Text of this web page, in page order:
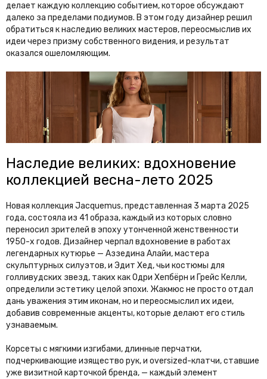
делает каждую коллекцию событием, которое обсуждают
далеко за пределами подиумов. В этом году дизайнер решил
обратиться к наследию великих мастеров, переосмыслив их
идеи через призму собственного видения, и результат
оказался ошеломляющим.
Наследие великих: вдохновение
коллекцией весна-лето 2025
Новая коллекция Jacquemus, представленная 3 марта 2025
года, состояла из 41 образа, каждый из которых словно
переносил зрителей в эпоху утонченной женственности
1950-х годов. Дизайнер черпал вдохновение в работах
легендарных кутюрье — Аззедина Алайи, мастера
скульптурных силуэтов, и Эдит Хед, чьи костюмы для
голливудских звезд, таких как Одри Хепбёрн и Грейс Келли,
определили эстетику целой эпохи. Жакмюс не просто отдал
дань уважения этим иконам, но и переосмыслил их идеи,
добавив современные акценты, которые делают его стиль
узнаваемым.
Корсеты с мягкими изгибами, длинные перчатки,
подчеркивающие изящество рук, и oversized-клатчи, ставшие
уже визитной карточкой бренда, — каждый элемент